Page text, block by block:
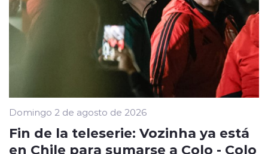
Domingo 2 de agosto de 2026
Fin de la teleserie: Vozinha ya está
en Chile para sumarse a Colo - Colo